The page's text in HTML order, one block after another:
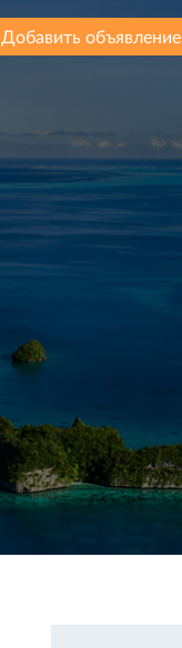
Добавить объявление